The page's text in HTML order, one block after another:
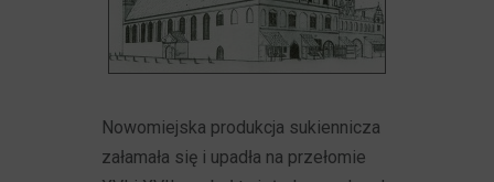
Nowomiejska produkcja sukiennicza
załamała się i upadła na przełomie